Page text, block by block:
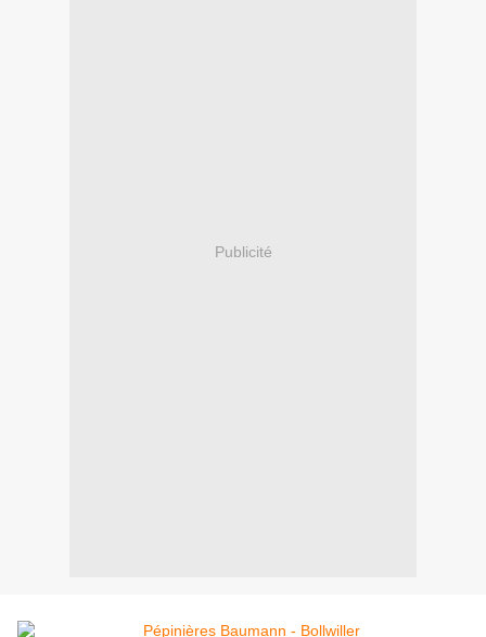
Publicité